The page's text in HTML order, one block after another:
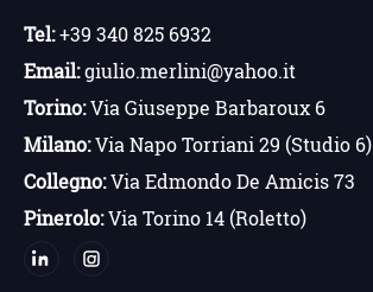
Tel:+39 340 825 6932
Email:giulio.merlini@yahoo.it
Torino:Via Giuseppe Barbaroux 6
Milano:Via Napo Torriani 29 (Studio 6)
Collegno:Via Edmondo De Amicis 73
Pinerolo:Via Torino 14 (Roletto)